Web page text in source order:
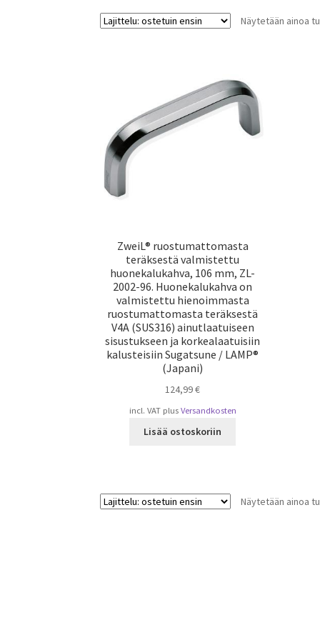
Näytetään ainoa
ZweiL® ruostumattomasta
teräksestä valmistettu
huonekalukahva, 106 mm, ZL-
2002-96. Huonekalukahva on
valmistettu hienoimmasta
ruostumattomasta teräksestä
V4A (SUS316) ainutlaatuiseen
sisustukseen ja korkealaatuisiin
kalusteisiin Sugatsune / LAMP®
(Japani)
124,99€
incl. VAT plus Versandkosten
Lisää ostoskoriin
Näytetään ainoa